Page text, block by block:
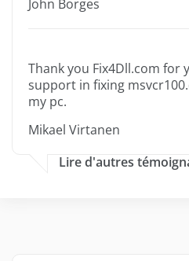
John Borges
Thank you Fix4Dll.com for
support in fixing
my pc.
Mikael Virtanen
Lire d'autres